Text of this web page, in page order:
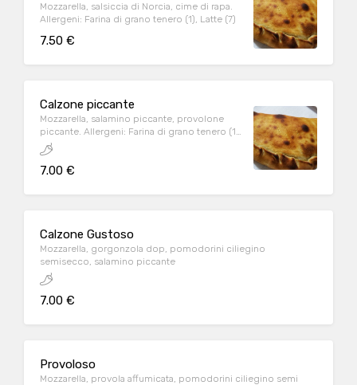
Mozzarella, salsiccia di Norcia, cime di rapa.
Allergeni: Farina di grano tenero (1), Latte (7)
7.50 €
Calzone piccante
Mozzarella, salamino piccante, provolone
piccante. Allergeni: Farina di grano tenero (1),
Latte (7)
7.00 €
Calzone Gustoso
Mozzarella, gorgonzola dop, pomodorini ciliegino
semisecco, salamino piccante
7.00 €
Provoloso
Mozzarella, provola affumicata, pomodorini ciliegino semi